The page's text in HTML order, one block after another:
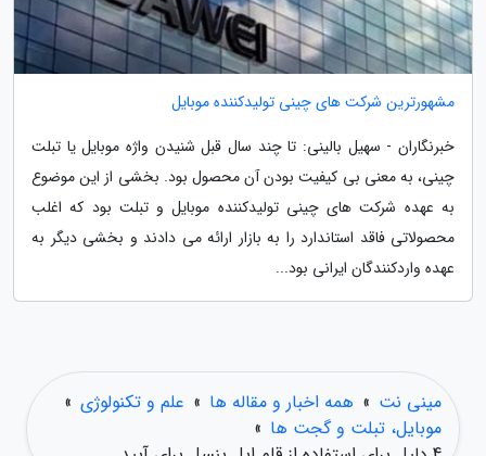
مشهورترین شرکت های چینی تولیدکننده موبایل
خبرنگاران - سهیل بالینی: تا چند سال قبل شنیدن واژه موبایل یا تبلت
چینی، به معنی بی کیفیت بودن آن محصول بود. بخشی از این موضوع
به عهده شرکت های چینی تولیدکننده موبایل و تبلت بود که اغلب
محصولاتی فاقد استاندارد را به بازار ارائه می دادند و بخشی دیگر به
عهده واردکنندگان ایرانی بود...
مینی نت » همه اخبار و مقاله ها » علم و تکنولوژی »
موبایل، تبلت و گجت ها »